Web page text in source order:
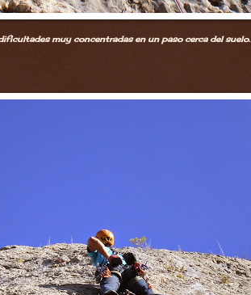
muy concentradas en un paso cerca del suelo.